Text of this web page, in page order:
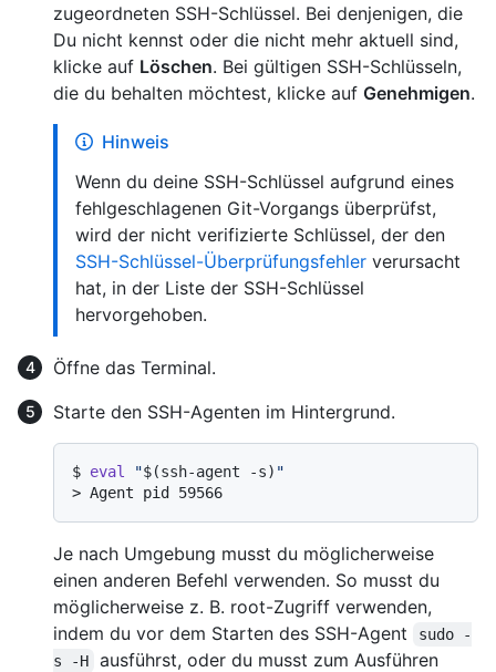
zugeordneten SSH-Schlüssel. Bei denjenigen, die
Du nicht kennst oder die nicht mehr aktuell sind,
klicke auf Löschen. Bei gültigen SSH-Schlüsseln,
die du behalten möchtest, klicke auf Genehmigen.
Hinweis
Wenn du deine SSH-Schlüssel aufgrund eines
fehlgeschlagenen Git-Vorgangs überprüfst,
wird der nicht verifizierte Schlüssel, der den
SSH-Schlüssel-Überprüfungsfehler verursacht
hat, in der Liste der SSH-Schlüssel
hervorgehoben.
Öffne das Terminal.
Starte den SSH-Agenten im Hintergrund.
$ eval "$(ssh-agent -s) "
> Agent pid 59566
Je nach Umgebung musst du möglicherweise
einen anderen Befehl verwenden. So musst du
möglicherweise z. B. root-Zugriff verwenden,
indem du vor dem Starten des SSH-Agent
sudo -
s -H
ausführst, oder du musst zum Ausführen